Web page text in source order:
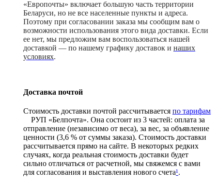
«Европочты» включает большую часть территории
Беларуси, но не все населенные пункты и адреса.
Поэтому при согласовании заказа мы сообщим вам о
возможности использования этого вида доставки. Если
ее нет, мы предложим вам воспользоваться нашей
доставкой — по нашему графику доставок и наших
условиях.
Доставка почтой
Стоимость доставки почтой рассчитывается по тарифам
РУП «Белпочта». Она состоит из 3 частей: оплата за
отправление (независимо от веса), за вес, за объявление
ценности (3,6 % от суммы заказа). Стоимость доставки
рассчитывается прямо на сайте. В некоторых редких
случаях, когда реальная стоимость доставки будет
сильно отличаться от расчетной, мы свяжемся с вами
для согласования и выставления нового счета¹.